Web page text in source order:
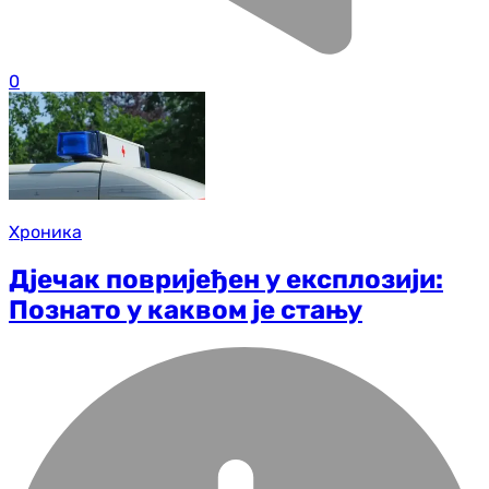
0
Хроника
Дјечак повријеђен у експлозији:
Познато у каквом је стању